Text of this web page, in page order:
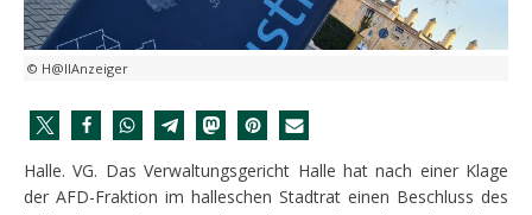
© H@llAnzeiger
Halle. VG. Das Verwaltungsgericht Halle hat nach einer Klage
der AFD-Fraktion im halleschen Stadtrat einen Beschluss des